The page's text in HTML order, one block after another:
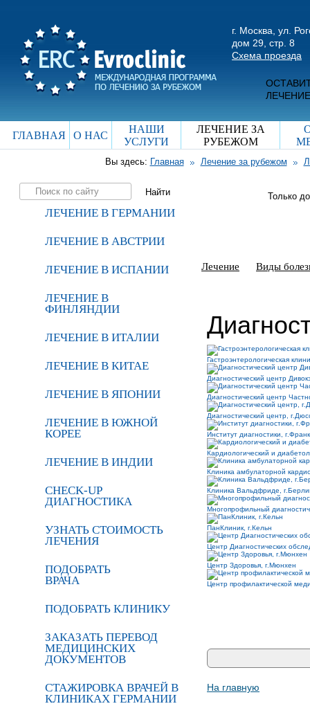
г. Москва, ул.
дом 29, стр. 8
Схема проезда
ГЛАВНАЯ О НАС
НАШИ
УСЛУГИ
ЛЕЧЕНИЕ ЗА
РУБЕЖОМ
Вы здесь: Главная Лечение за рубежом
ЛЕЧЕНИЕ В ГЕРМАНИИ
ЛЕЧЕНИЕ В АВСТРИИ
ЛЕЧЕНИЕ В ИСПАНИИ
ЛЕЧЕНИЕ В
ФИНЛЯНДИИ
ЛЕЧЕНИЕ В ИТАЛИИ
ЛЕЧЕНИЕ В КИТАЕ
ЛЕЧЕНИЕ В ЯПОНИИ
ЛЕЧЕНИЕ В ЮЖНОЙ
КОРЕЕ
ЛЕЧЕНИЕ В ИНДИИ
CHECK-UP
ДИАГНОСТИКА
УЗНАТЬ СТОИМОСТЬ
ЛЕЧЕНИЯ
ПОДОБРАТЬ
ВРАЧА
ПОДОБРАТЬ КЛИНИКУ
ЗАКАЗАТЬ ПЕРЕВОД
МЕДИЦИНСКИХ
ДОКУМЕНТОВ
СТАЖИРОВКА ВРАЧЕЙ В
КЛИНИКАХ ГЕРМАНИИ
Только
Лечение Виды
Гастроэнтерологическая
Диагностический центр
Диагностический центр
Диагностический центр,
Институт диагностики,
Кардиологический и
Клиника амбулаторной
Клиника Вальдфриде,
Многопрофильный
ПанКлиник, г.Кельн
Центр Диагностических
Центр Здоровья, г.Мюнхен
Центр профилактической
На главную